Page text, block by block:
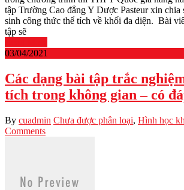
tập Trường Cao đẳng Y Dược Pasteur xin chia
sinh công thức thể tích về khối đa diện. Bài
tập sẽ
03/04/2021
Các dạng bài tập trắc
tích trong không gian – có
By cuadmin Chưa được phân loại, Hình học
Comments